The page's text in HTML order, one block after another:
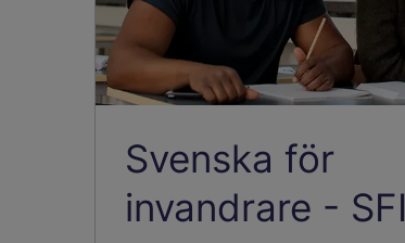
Svenska för
invandrare - SFI